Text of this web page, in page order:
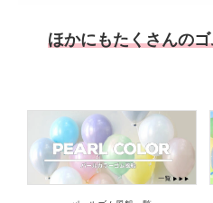
ほかにもたくさんの